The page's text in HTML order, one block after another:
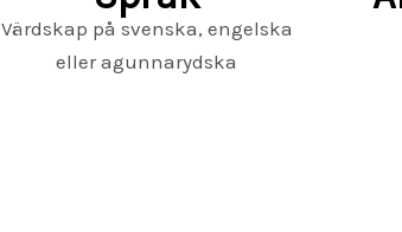
Värdskap på svenska, engelska
eller agunnarydska